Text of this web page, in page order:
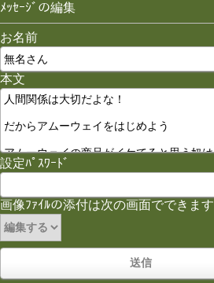
ﾒｯｾｰｼﾞの編集
お名前
本文
設定ﾊﾟｽﾜｰﾄﾞ
画像ﾌｧｲﾙの添付は次の画面でできます